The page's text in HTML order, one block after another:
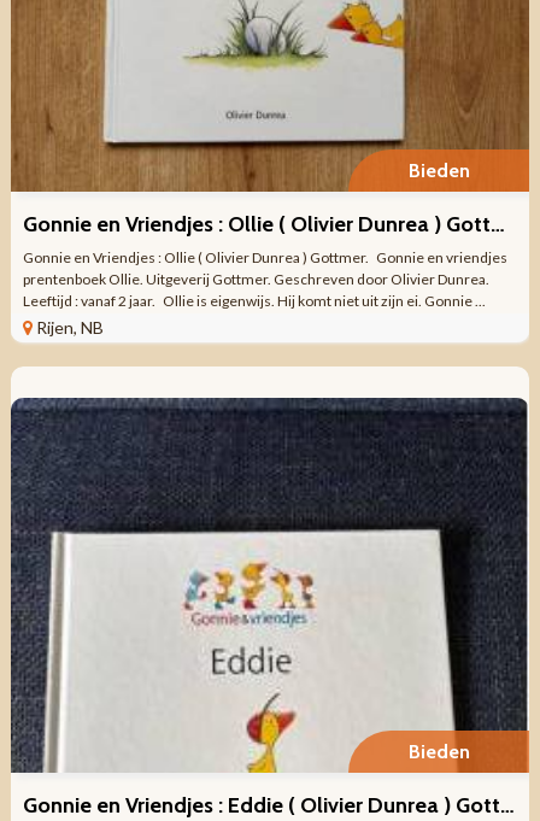
Bieden
Gonnie en Vriendjes : Ollie ( Olivier Dunrea ) Gottmer.
Gonnie en Vriendjes : Ollie ( Olivier Dunrea ) Gottmer. Gonnie en vriendjes
prentenboek Ollie. Uitgeverij Gottmer. Geschreven door Olivier Dunrea.
Leeftijd : vanaf 2 jaar. Ollie is eigenwijs. Hij komt niet uit zijn ei. Gonnie ...
Rijen, NB
Bieden
Gonnie en Vriendjes : Eddie ( Olivier Dunrea ) Gottmer.